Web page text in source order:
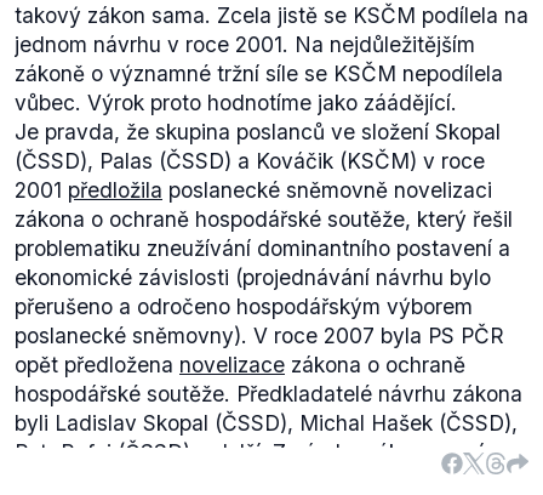
takový zákon sama. Zcela jistě se KSČM podílela na
jednom návrhu v roce 2001. Na nejdůležitějším
zákoně o významné tržní síle se KSČM nepodílela
vůbec. Výrok proto hodnotíme jako záádějící.
Je pravda, že skupina poslanců ve složení Skopal
(ČSSD), Palas (ČSSD) a Kováčik (KSČM) v roce
2001 předložila poslanecké sněmovně novelizaci
zákona o ochraně hospodářské soutěže, který řešil
problematiku zneužívání dominantního postavení a
ekonomické závislosti (projednávání návrhu bylo
přerušeno a odročeno hospodářským výborem
poslanecké sněmovny). V roce 2007 byla PS PČR
opět předložena novelizace zákona o ochraně
hospodářské soutěže. Předkladatelé návrhu zákona
byli Ladislav Skopal (ČSSD), Michal Hašek (ČSSD),
Petr Rafaj (ČSSD) a další. Z návrhu zákona není
patrné, zda mezi zmíněnými "dalšími" figurovali i